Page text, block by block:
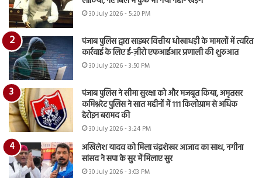
30 July 2026 - 5:20 PM
पंजाब पुलिस द्वारा साइबर वित्तीय धोखाधड़ी के मामलों में त्वरित
कार्रवाई के लिए ई-ज़ीरो एफआईआर प्रणाली की शुरुआत
30 July 2026 - 3:50 PM
पंजाब पुलिस ने सीमा सुरक्षा को और मजबूत किया, अमृतसर
कमिश्नरेट पुलिस ने सात महीनों में 111 किलोग्राम से अधिक
हेरोइन बरामद की
30 July 2026 - 3:24 PM
अखिलेश यादव को मिला चंद्रशेखर आजाद का साथ, नगीना
सांसद ने सपा के सुर में मिलाए सुर
30 July 2026 - 3:03 PM